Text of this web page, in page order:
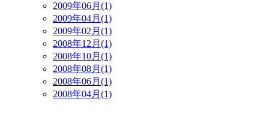
2009年06月(1)
2009年04月(1)
2009年02月(1)
2008年12月(1)
2008年10月(1)
2008年08月(1)
2008年06月(1)
2008年04月(1)